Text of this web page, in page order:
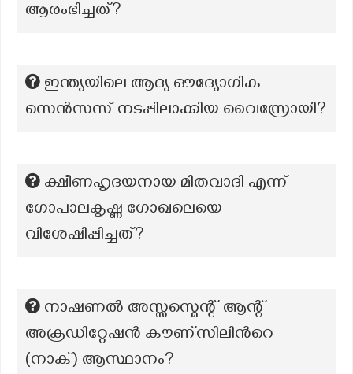
ആരംഭിച്ചത്?
ഇന്ത്യയിലെ ആദ്യ ഔദ്യോഗിക
സെൻസസ് നടപ്പിലാക്കിയ വൈസ്രോയി?
ക്ഷീണഹൃദയനായ മിതവാദി എന്ന്
ഗോപാലകൃഷ്ണ ഗോഖലെയെ
വിശേഷിപ്പിച്ചത്?
നാഷണൽ അസ്സസ്മെന്റ് ആന്റ്
അക്രഡിറ്റേഷൻ കൗണ്സിലിന്‍റെ
(നാക്) ആസ്ഥാനം?